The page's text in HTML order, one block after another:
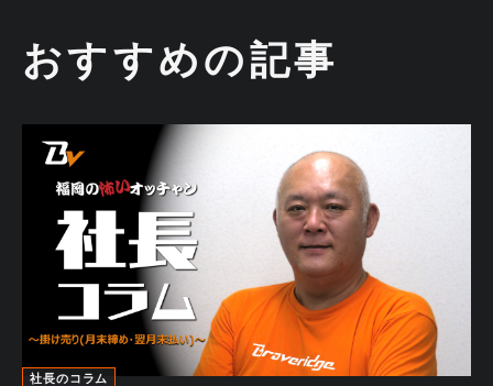
おすすめの記事
社長のコラム